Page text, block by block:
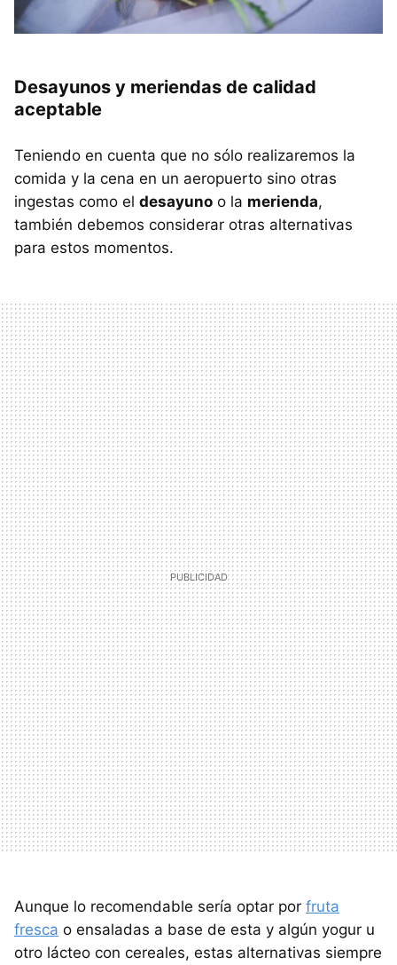
Desayunos y meriendas de calidad
aceptable
Teniendo en cuenta que no sólo realizaremos la
comida y la cena en un aeropuerto sino otras
ingestas como el desayuno o la merienda,
también debemos considerar otras alternativas
para estos momentos.
Aunque lo recomendable sería optar por fruta
fresca o ensaladas a base de esta y algún yogur u
otro lácteo con cereales, estas alternativas siempre